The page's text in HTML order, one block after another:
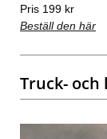
Pris 199 kr
Beställ den här
Truck-